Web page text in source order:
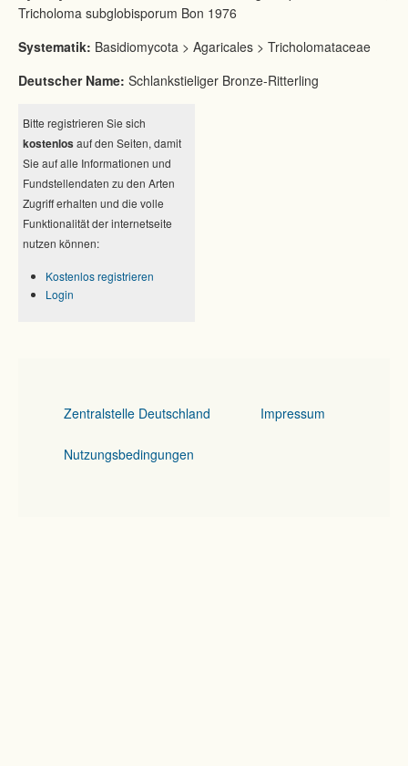
Tricholoma subglobisporum Bon 1976
Systematik: Basidiomycota > Agaricales > Tricholomataceae
Deutscher Name: Schlankstieliger Bronze-Ritterling
Bitte registrieren Sie sich
kostenlos auf den Seiten, damit
Sie auf alle Informationen und
Fundstellendaten zu den Arten
Zugriff erhalten und die volle
Funktionalität der internetseite
nutzen können:
Kostenlos registrieren
Login
Zentralstelle Deutschland Impressum
Nutzungsbedingungen